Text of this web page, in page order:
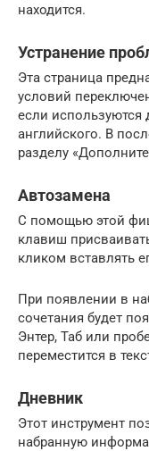
находится.
Устранение
Эта страница
условий
если используются
английского. В
разделу
Автозамена
С помощью этой
клавиш
кликом вставлять
При появлении в
сочетания будет
Энтер, Таб или
переместится в
Дневник
Этот инструмент
набранную